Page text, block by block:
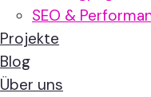
SEO &
Projekte
Blog
Über uns